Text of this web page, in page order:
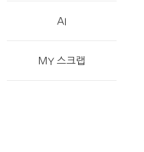
AI
MY 스크랩